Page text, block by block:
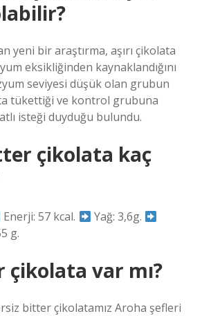
yeni bir araştırma, aşırı çikolata
eksikliğinden kaynaklandığını
seviyesi düşük olan grubun
tükettiği ve kontrol grubuna
isteği duyduğu bulundu.
çikolata kaç
Enerji: 57 kcal.
Yağ: 3,6g.
g.
çikolata var mı?
bitter çikolatamız Aroha şefleri